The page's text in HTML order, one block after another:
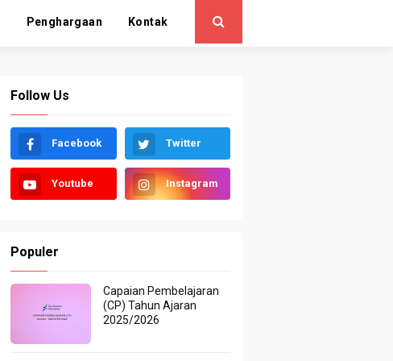
Penghargaan Kontak
Follow Us
Facebook Twitter
Youtube Instagram
Populer
Capaian Pembelajaran
(CP) Tahun Ajaran
2025/2026